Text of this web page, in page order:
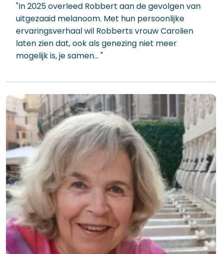
"In 2025 overleed Robbert aan de gevolgen van
uitgezaaid melanoom. Met hun persoonlijke
ervaringsverhaal wil Robberts vrouw Carolien
laten zien dat, ook als genezing niet meer
mogelijk is, je samen… "